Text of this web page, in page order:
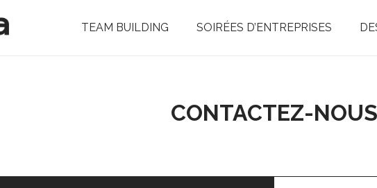
TEAM BUILDING SOIRÉES D’ENTREPRISES
CONTACTEZ-NOUS